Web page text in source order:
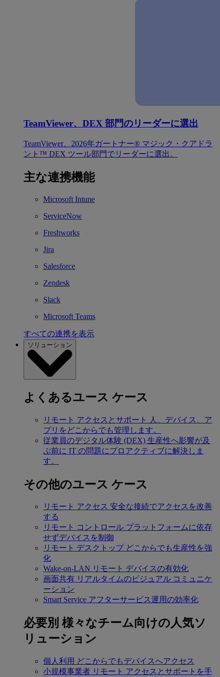
TeamViewer、DEX 部門のリーダーに選出
TeamViewer、2026年ガートナー® マジック・クアドラ
ント™ DEX ツール部門でリーダーに選出。
主な連携機能
Microsoft Intune
ServiceNow
Freshworks
Jira
Salesforce
Zendesk
Slack
Microsoft Teams
すべての連携を表示
ソリューション
よくあるユース ケース
リモート アクセスとサポート
人、デバイス、ア
プリをどこからでも管理します。
従業員のデジタル体験 (DEX) 生産性へ影響が及
ぶ前に IT の問題にプロアクティブに解決しま
す。
その他のユース ケース
リモート アクセス 安全な接続でアクセスを改善
する
リモート コントロール プラットフォームに依存
せずデバイスを制御
リモート デスクトップ どこからでも生産性を強
化
Wake-on-LAN リモート デバイスの有効化
画面共有 リアルタイムのビジュアル コミュニケ
ーション
Smart Service アフターサービス運用の効率化
必要別 様々なチーム向けの人気ソ
リューション
個人利用 どこからでもデバイスへアクセス
小規模事業者 リモート アクセスとサポートを手